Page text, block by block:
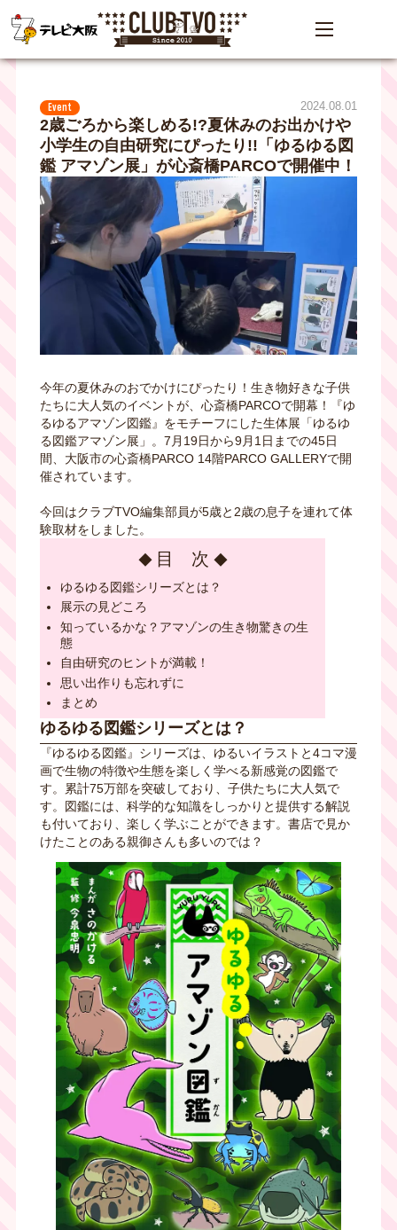
Event 2024.08.01
2歳ごろから楽しめる!?夏休みのお出かけや
小学生の自由研究にぴったり!!「ゆるゆる図
鑑 アマゾン展」が心斎橋PARCOで開催中！
今年の夏休みのおでかけにぴったり！生き物好きな子供
たちに大人気のイベントが、心斎橋PARCOで開幕！『ゆ
るゆるアマゾン図鑑』をモチーフにした生体展「ゆるゆ
る図鑑アマゾン展」。7月19日から9月1日までの45日
間、大阪市の心斎橋PARCO 14階PARCO GALLERYで開
催されています。
今回はクラブTVO編集部員が5歳と2歳の息子を連れて体
験取材をしました。
目 次
ゆるゆる図鑑シリーズとは？
展示の見どころ
知っているかな？アマゾンの生き物驚きの生
態
自由研究のヒントが満載！
思い出作りも忘れずに
まとめ
ゆるゆる図鑑シリーズとは？
『ゆるゆる図鑑』シリーズは、ゆるいイラストと4コマ漫
画で生物の特徴や生態を楽しく学べる新感覚の図鑑で
す。累計75万部を突破しており、子供たちに大人気で
す。図鑑には、科学的な知識をしっかりと提供する解説
も付いており、楽しく学ぶことができます。書店で見か
けたことのある親御さんも多いのでは？